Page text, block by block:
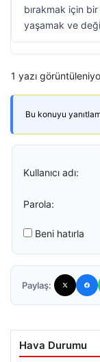
bırakmak için
yaşamak ve
1 yazı
Bu konuyu
Kullanıcı adı:
Parola:
Beni hatırla
Paylaş:
Hava Durumu